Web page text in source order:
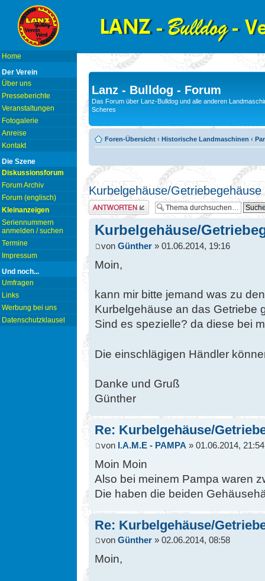
Home
Der Verein
Über uns
Presseberichte
Veranstaltungen
Fotogalerie
Anreise
Kontakt
Die Szene
Diskussionsforum
Forum Archiv
Forum (englisch)
Kleinanzeigen
Seriennummern
anmelden / suchen
Termine
Impressum
Und noch...
Umfragen
Links
Werbung bei uns
Datenschutzklausel
Lanz - Bulldog - Forum
Das Forum über Lanz-Bulldog und alle anderen
Scheres
Foren-Übersicht ‹ Historische Landmaschinen ‹
Kurbelgehäuse/Getriebegehäuse
Antwort erstellen
Kurbelgehäuse/
von Günther » 01.06.2014, 19:16
Moin,
kann mir bitte jemand was zu
Kurbelgehäuse an das Getriebe
Sind es spezielle? da diese bei
Die einschlägigen Händler
Danke und Gruß
Günther
Re: Kurbelgehäuse/
von I.A.M.E - PAMPA » 01.06.2014, 21:54
Moin Moin
Also bei meinem Pampa waren
Die haben die beiden
Re: Kurbelgehäuse/
von Günther » 02.06.2014, 08:58
Moin,